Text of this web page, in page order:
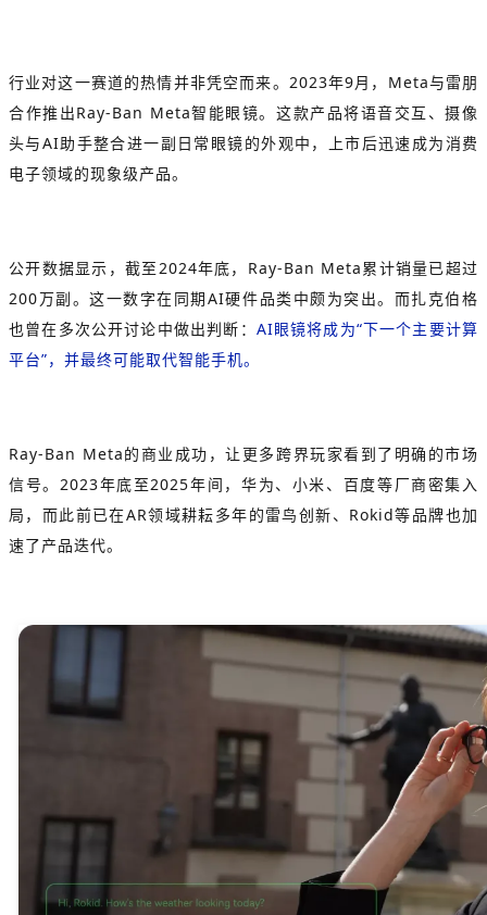
行业对这一赛道的热情并非凭空而来。2023年9月，Meta与雷朋
合作推出Ray-Ban Meta智能眼镜。这款产品将语音交互、摄像
头与AI助手整合进一副日常眼镜的外观中，上市后迅速成为消费
电子领域的现象级产品。
公开数据显示，截至2024年底，Ray-Ban Meta累计销量已超过
200万副。这一数字在同期AI硬件品类中颇为突出。而扎克伯格
也曾在多次公开讨论中做出判断： AI眼镜将成为“下一个主要计算
平台”，并最终可能取代智能手机。
Ray-Ban Meta的商业成功，让更多跨界玩家看到了明确的市场
信号。2023年底至2025年间，华为、小米、百度等厂商密集入
局，而此前已在AR领域耕耘多年的雷鸟创新、 Rokid等品牌也加
速了产品迭代。